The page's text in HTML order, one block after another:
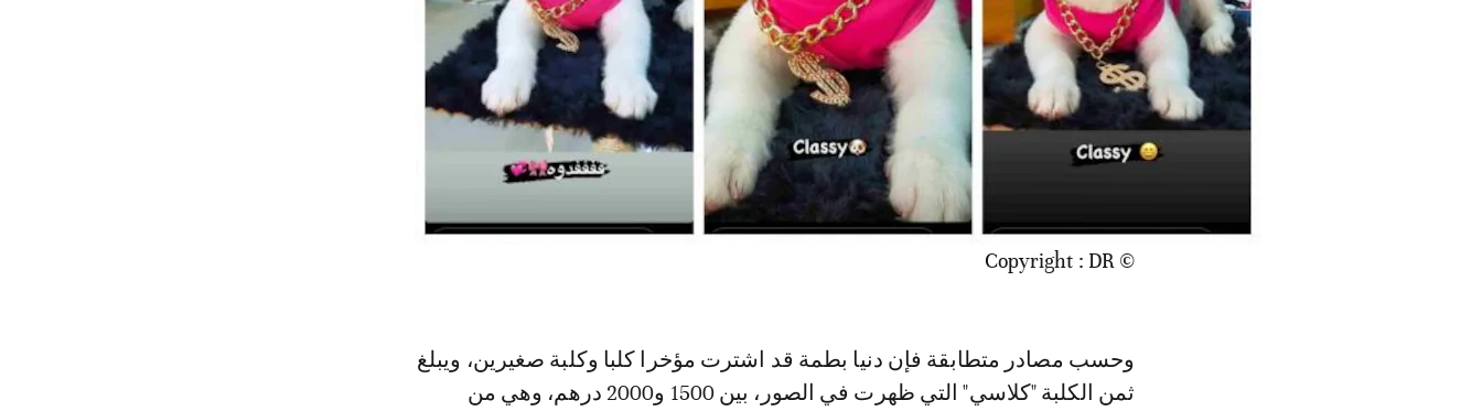
© Copyright : DR
وحسب مصادر متطابقة فإن دنيا بطمة قد اشترت مؤخرا كلبا وكلبة صغيرين، ويبلغ
ثمن الكلبة "كلاسي" التي ظهرت في الصور، بين 1500 و2000 درهم، وهي من